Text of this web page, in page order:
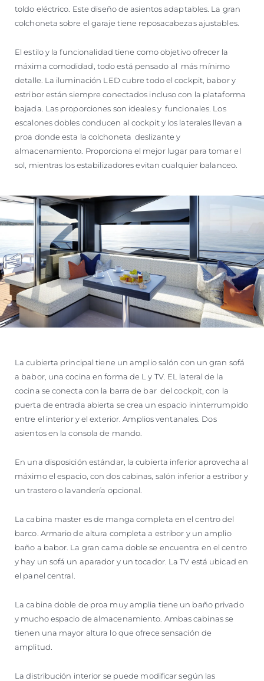
toldo eléctrico. Este diseño de asientos adaptables. La gran
colchoneta sobre el garaje tiene reposacabezas ajustables.
El estilo y la funcionalidad tiene como objetivo ofrecer la
máxima comodidad, todo está pensado al más mínimo
detalle. La iluminación LED cubre todo el cockpit, babor y
estribor están siempre conectados incluso con la plataforma
bajada. Las proporciones son ideales y funcionales. Los
escalones dobles conducen al cockpit y los laterales llevan a
proa donde esta la colchoneta deslizante y
almacenamiento. Proporciona el mejor lugar para tomar el
sol, mientras los estabilizadores evitan cualquier balanceo.
La cubierta principal tiene un amplio salón con un gran sofá
a babor, una cocina en forma de L y TV. EL lateral de la
cocina se conecta con la barra de bar del cockpit, con la
puerta de entrada abierta se crea un espacio ininterrumpido
entre el interior y el exterior. Amplios ventanales. Dos
asientos en la consola de mando.
En una disposición estándar, la cubierta inferior aprovecha al
máximo el espacio, con dos cabinas, salón inferior a estribor y
un trastero o lavandería opcional.
La cabina master es de manga completa en el centro del
barco. Armario de altura completa a estribor y un amplio
baño a babor. La gran cama doble se encuentra en el centro
y hay un sofá un aparador y un tocador. La TV está ubicad en
el panel central.
La cabina doble de proa muy amplia tiene un baño privado
y mucho espacio de almacenamiento. Ambas cabinas se
tienen una mayor altura lo que ofrece sensación de
amplitud.
La distribución interior se puede modificar según las